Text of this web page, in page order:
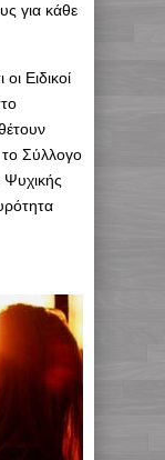
για κάθε
Ειδικοί
το Σύλλογο